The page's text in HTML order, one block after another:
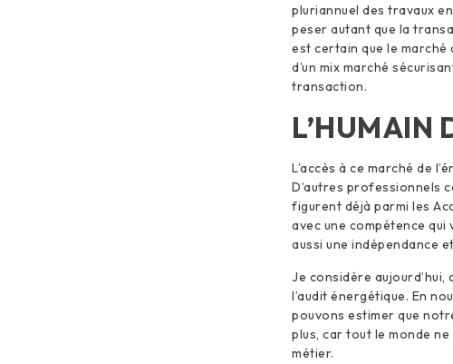
pluriannuel des travaux
peser autant que la
est certain que le marché
d’un mix marché
transaction.
L’HUMAIN
L’accès à ce marché de
D’autres professionnels
figurent déjà parmi les
avec une compétence
aussi une indépendance
Je considère
l’audit énergétique. En
pouvons estimer que
plus, car tout le monde
métier.